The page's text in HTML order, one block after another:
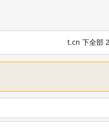
t.cn 下全部